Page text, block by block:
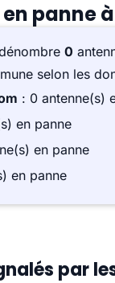
panne
0
selon les
: 0 antenne(s)
en panne
en panne
en panne
par